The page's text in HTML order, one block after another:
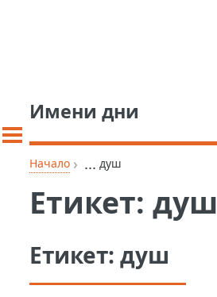
Имени дни
Начало › ... душ
Етикет:душ
Етикет:душ